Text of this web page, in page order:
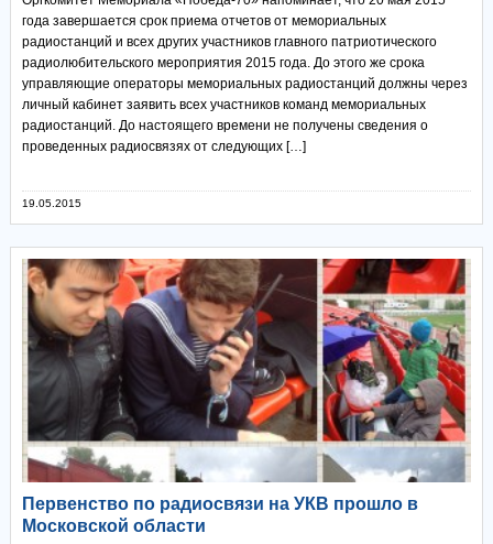
года завершается срок приема отчетов от мемориальных
радиостанций и всех других участников главного патриотического
радиолюбительского мероприятия 2015 года. До этого же срока
управляющие операторы мемориальных радиостанций должны через
личный кабинет заявить всех участников команд мемориальных
радиостанций. До настоящего времени не получены сведения о
проведенных радиосвязях от следующих […]
19.05.2015
Первенство по радиосвязи на УКВ прошло в
Московской области